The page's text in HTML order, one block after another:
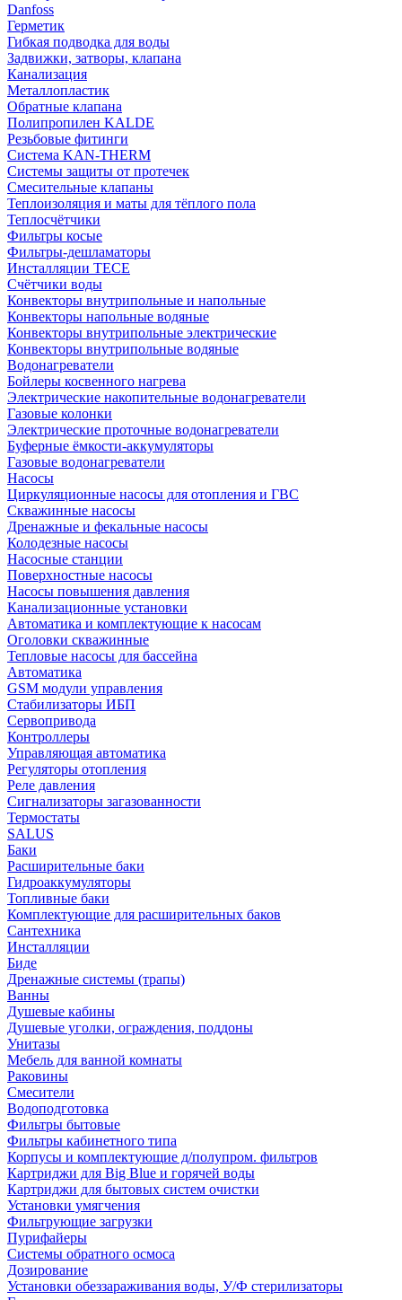
Danfoss
Герметик
Гибкая подводка для воды
Задвижки, затворы, клапана
Канализация
Металлопластик
Обратные клапана
Полипропилен KALDE
Резьбовые фитинги
Система KAN-THERM
Системы защиты от протечек
Смесительные клапаны
Теплоизоляция и маты для тёплого пола
Теплосчётчики
Фильтры косые
Фильтры-дешламаторы
Инсталляции TECE
Счётчики воды
Конвекторы внутрипольные и напольные
Конвекторы напольные водяные
Конвекторы внутрипольные электрические
Конвекторы внутрипольные водяные
Водонагреватели
Бойлеры косвенного нагрева
Электрические накопительные водонагреватели
Газовые колонки
Электрические проточные водонагреватели
Буферные ёмкости-аккумуляторы
Газовые водонагреватели
Насосы
Циркуляционные насосы для отопления и ГВС
Скважинные насосы
Дренажные и фекальные насосы
Колодезные насосы
Насосные станции
Поверхностные насосы
Насосы повышения давления
Канализационные установки
Автоматика и комплектующие к насосам
Оголовки скважинные
Тепловые насосы для бассейна
Автоматика
GSM модули управления
Стабилизаторы ИБП
Сервопривода
Контроллеры
Управляющая автоматика
Регуляторы отопления
Реле давления
Сигнализаторы загазованности
Термостаты
SALUS
Баки
Расширительные баки
Гидроаккумуляторы
Топливные баки
Комплектующие для расширительных баков
Сантехника
Инсталляции
Биде
Дренажные системы (трапы)
Ванны
Душевые кабины
Душевые уголки, ограждения, поддоны
Унитазы
Мебель для ванной комнаты
Раковины
Смесители
Водоподготовка
Фильтры бытовые
Фильтры кабинетного типа
Корпусы и комплектующие д/полупром. фильтров
Картриджи для Big Blue и горячей воды
Картриджи для бытовых систем очистки
Установки умягчения
Фильтрующие загрузки
Пурифайеры
Системы обратного осмоса
Дозирование
Установки обеззараживания воды, У/Ф стерилизаторы